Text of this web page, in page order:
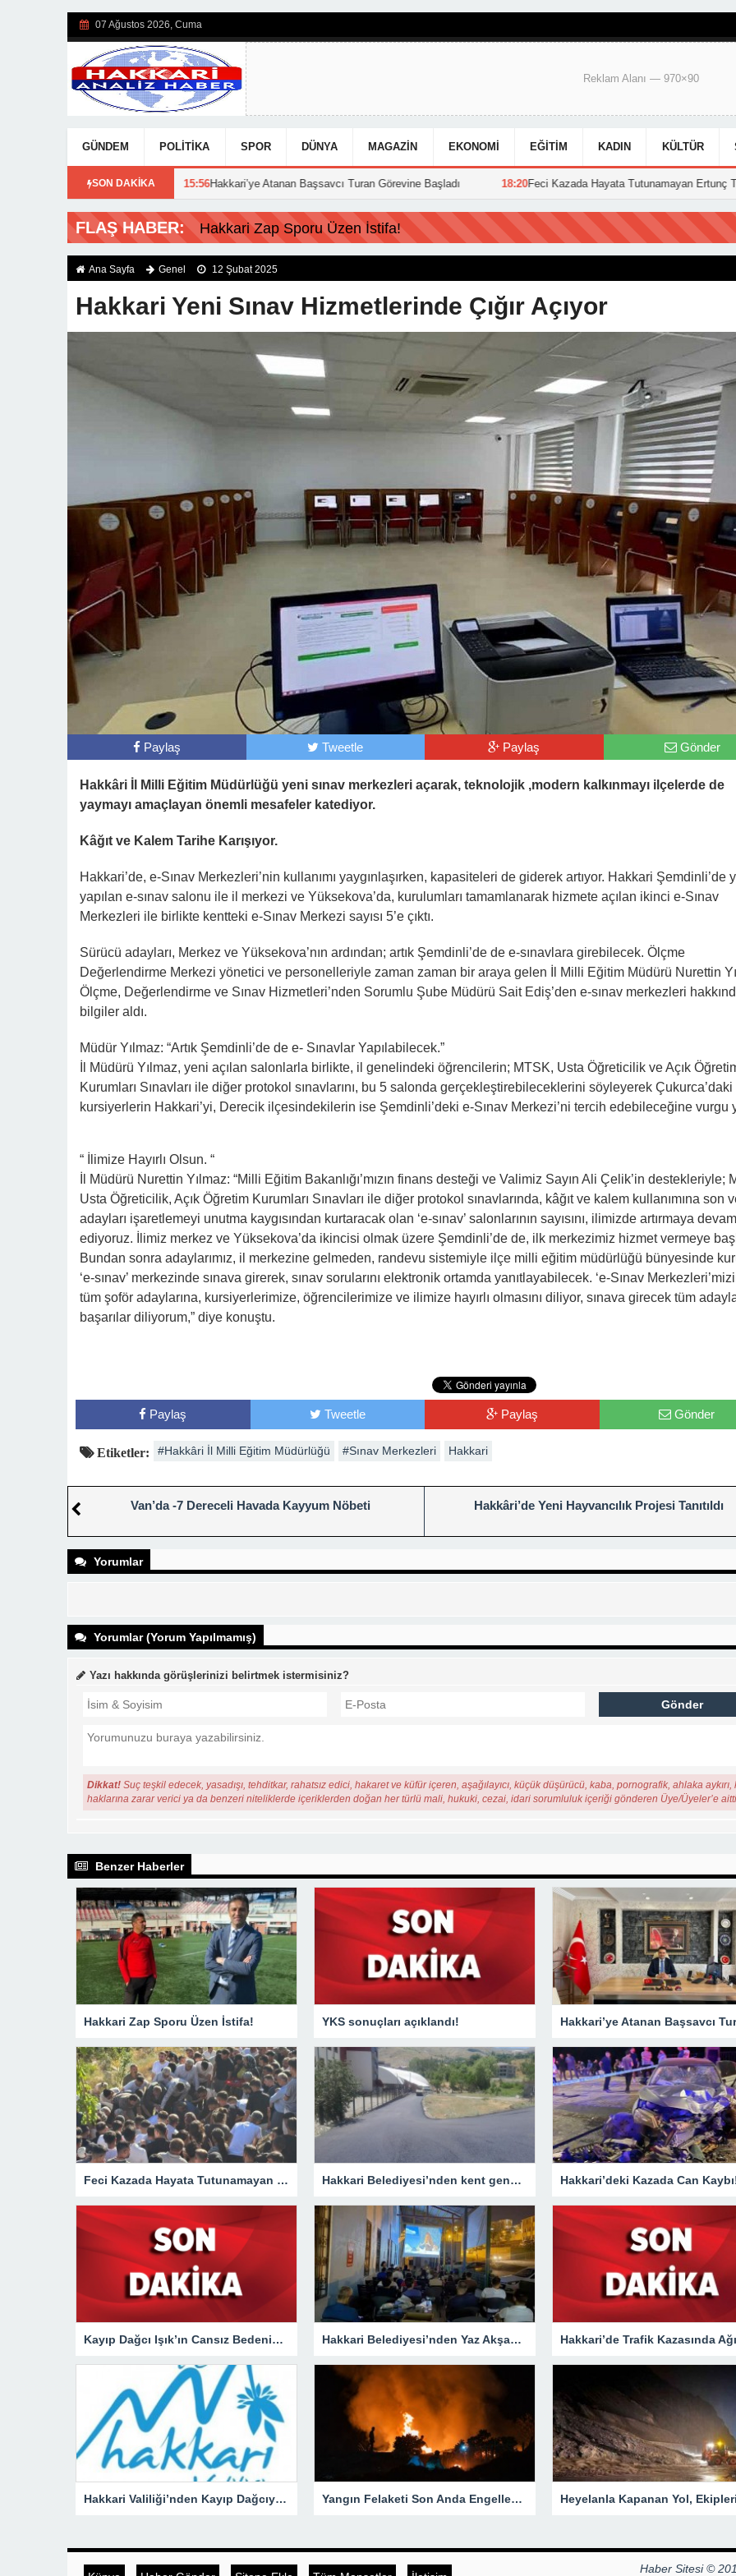
07 Ağustos 2026, Cuma
Reklam Alanı — 970×90
GÜNDEM POLITIKA SPOR DÜNYA MAGAZIN EKONOMI EĞITIM KADIN KÜLTÜR
SON DAKİKA
15:56Hakkari’ye Atanan Başsavcı Turan Görevine Başladı 18:20Feci Kazada Hayata Tutunamayan Ertunç Toprağa Verildi
FLAŞ HABER: Hakkari Zap Sporu Üzen İstifa!
Ana Sayfa Genel 12 Şubat 2025
Hakkari Yeni Sınav Hizmetlerinde Çığır Açıyor
Paylaş Tweetle Paylaş Gönder
Hakkâri İl Milli Eğitim Müdürlüğü yeni sınav merkezleri açarak, teknolojik ,modern kalkınmayı ilçelerde de
yaymayı amaçlayan önemli mesafeler katediyor.
Kâğıt ve Kalem Tarihe Karışıyor.
Hakkari’de, e-Sınav Merkezleri’nin kullanımı yaygınlaşırken, kapasiteleri de giderek artıyor. Hakkari Şemdinli’de
yapılan e-sınav salonu ile il merkezi ve Yüksekova’da, kurulumları tamamlanarak hizmete açılan ikinci e-Sınav
Merkezleri ile birlikte kentteki e-Sınav Merkezi sayısı 5’e çıktı.
Sürücü adayları, Merkez ve Yüksekova’nın ardından; artık Şemdinli’de de e-sınavlara girebilecek. Ölçme
Değerlendirme Merkezi yönetici ve personelleriyle zaman zaman bir araya gelen İl Milli Eğitim Müdürü Nurettin
Ölçme, Değerlendirme ve Sınav Hizmetleri’nden Sorumlu Şube Müdürü Sait Ediş’den e-sınav merkezleri
bilgiler aldı.
Müdür Yılmaz: “Artık Şemdinli’de de e- Sınavlar Yapılabilecek.”
İl Müdürü Yılmaz, yeni açılan salonlarla birlikte, il genelindeki öğrencilerin; MTSK, Usta Öğreticilik ve Açık
Kurumları Sınavları ile diğer protokol sınavlarını, bu 5 salonda gerçekleştirebileceklerini söyleyerek Çukurca’daki
kursiyerlerin Hakkari’yi, Derecik ilçesindekilerin ise Şemdinli’deki e-Sınav Merkezi’ni tercih edebileceğine vurgu
“ İlimize Hayırlı Olsun. “
İl Müdürü Nurettin Yılmaz: “Milli Eğitim Bakanlığı’mızın finans desteği ve Valimiz Sayın Ali Çelik’in destekleriyle;
Usta Öğreticilik, Açık Öğretim Kurumları Sınavları ile diğer protokol sınavlarında, kâğıt ve kalem kullanımına son
adayları işaretlemeyi unutma kaygısından kurtaracak olan ‘e-sınav’ salonlarının sayısını, ilimizde artırmaya devam
ediyoruz. İlimiz merkez ve Yüksekova’da ikincisi olmak üzere Şemdinli’de de, ilk merkezimiz hizmet vermeye
Bundan sonra adaylarımız, il merkezine gelmeden, randevu sistemiyle ilçe milli eğitim müdürlüğü bünyesinde
‘e-sınav’ merkezinde sınava girerek, sınav sorularını elektronik ortamda yanıtlayabilecek. ‘e-Sınav
tüm şoför adaylarına, kursiyerlerimize, öğrencilerimize ve ilimize hayırlı olmasını diliyor, sınava girecek tüm
başarılar diliyorum,” diye konuştu.
Paylaş Tweetle Paylaş Gönder
Etiketler: #Hakkâri İl Milli Eğitim Müdürlüğü #Sınav Merkezleri Hakkari
Van’da -7 Dereceli Havada Kayyum Nöbeti Hakkâri’de Yeni Hayvancılık Projesi Tanıtıldı
Yorumlar
Yorumlar (Yorum Yapılmamış)
Yazı hakkında görüşlerinizi belirtmek istermisiniz?
Dikkat! Suç teşkil edecek, yasadışı, tehditkar, rahatsız edici, hakaret ve küfür içeren, aşağılayıcı, küçük düşürücü, kaba, pornografik, ahlaka aykırı,
haklarına zarar verici ya da benzeri niteliklerde içeriklerden doğan her türlü mali, hukuki, cezai, idari sorumluluk içeriği gönderen Üye/Üyeler’e
Benzer Haberler
Hakkari Zap Sporu Üzen İstifa! YKS sonuçları açıklandı!
Feci Kazada Hayata Tutunamayan Ertunç Toprağa Verildi Hakkari Belediyesi’nden kent genelinde yoğun asfalt mesaisi Hakkari’deki Kazada Can
Kayıp Dağcı Işık’ın Cansız Bedenine Ulaşıldı! Hakkari Belediyesi’nden Yaz Akşamlarına Sinema Etkinliği
Hakkari Valiliği’nden Kayıp Dağcıya İlişkin Açıklama! Yangın Felaketi Son Anda Engellendi!
Haber Sitesi ©